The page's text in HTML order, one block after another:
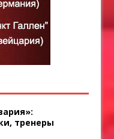
тренеры